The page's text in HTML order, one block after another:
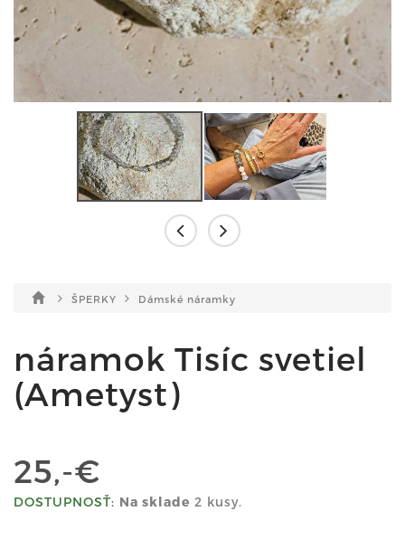
ŠPERKY Dámské náramky
náramok Tisíc svetiel
(Ametyst)
25,-€
DOSTUPNOSŤ: Na sklade 2 kusy.